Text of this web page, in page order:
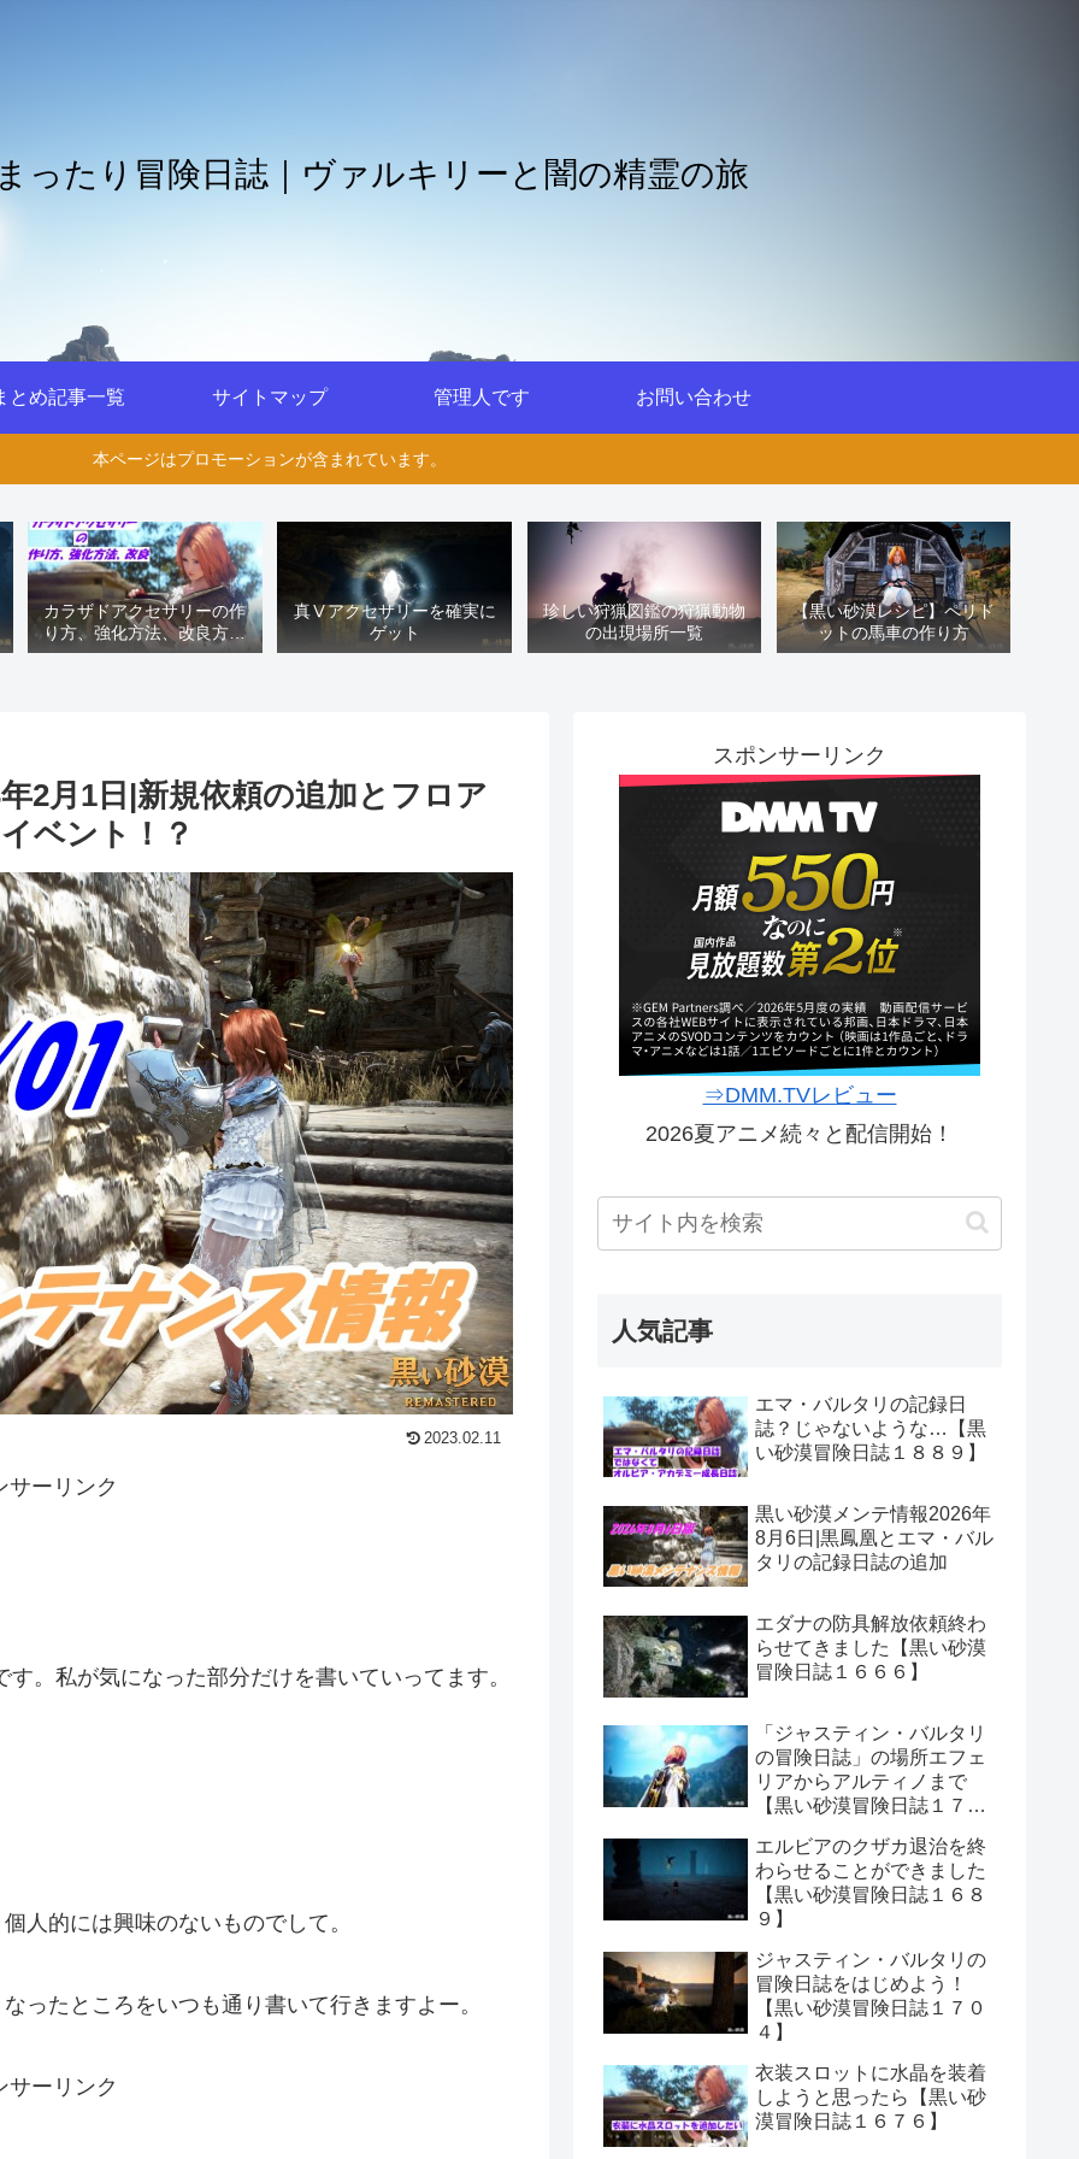
ったり冒険日誌｜ヴァルキリーと闇の精霊の旅
とめ記事一覧 サイトマップ 管理人です お問い合わせ
本ページはプロモーションが含まれています。
カラザドアクセサリーの作
り方、強化方法、改良方法
などまとめ【黒い砂漠冒険
真Ⅴアクセサリーを確実に
ゲット
珍しい狩猟図鑑の狩猟動物
の出現場所一覧
【黒い砂漠レシピ】ペリド
ットの馬車の作り方
2月1日|新規依頼の追加とフロア
ベント！？
2023.02.11
サーリンク
。私が気になった部分だけを書いていってます。
人的には興味のないものでして。
ったところをいつも通り書いて行きますよー。
サーリンク
スポンサーリンク
⇒DMM.TVレビュー
2026夏アニメ続々と配信開始！
人気記事
エマ・バルタリの記録日
誌？じゃないような…【黒
い砂漠冒険日誌１８８９】
黒い砂漠メンテ情報2026年
8月6日|黒鳳凰とエマ・バル
タリの記録日誌の追加
エダナの防具解放依頼終わ
らせてきました【黒い砂漠
冒険日誌１６６６】
「ジャスティン・バルタリ
の冒険日誌」の場所エフェ
リアからアルティノまで
【黒い砂漠冒険日誌１７０
エルビアのクザカ退治を終
わらせることができました
【黒い砂漠冒険日誌１６８
９】
ジャスティン・バルタリの
冒険日誌をはじめよう！
【黒い砂漠冒険日誌１７０
４】
衣装スロットに水晶を装着
しようと思ったら【黒い砂
漠冒険日誌１６７６】